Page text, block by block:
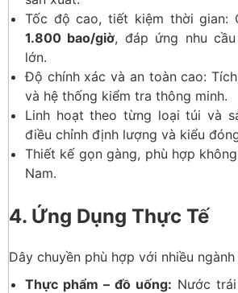
Tốc độ cao, tiết kiệm thời gian:
1.800 bao/giờ, đáp ứng nhu
lớn.
Độ chính xác và an toàn cao:
và hệ thống kiểm tra thông minh.
Linh hoạt theo từng loại túi và
điều chỉnh định lượng và kiểu
Thiết kế gọn gàng, phù hợp
Nam.
4. Ứng Dụng Thực Tế
Dây chuyền phù hợp với nhiều
Thực phẩm – đồ uống: Nước